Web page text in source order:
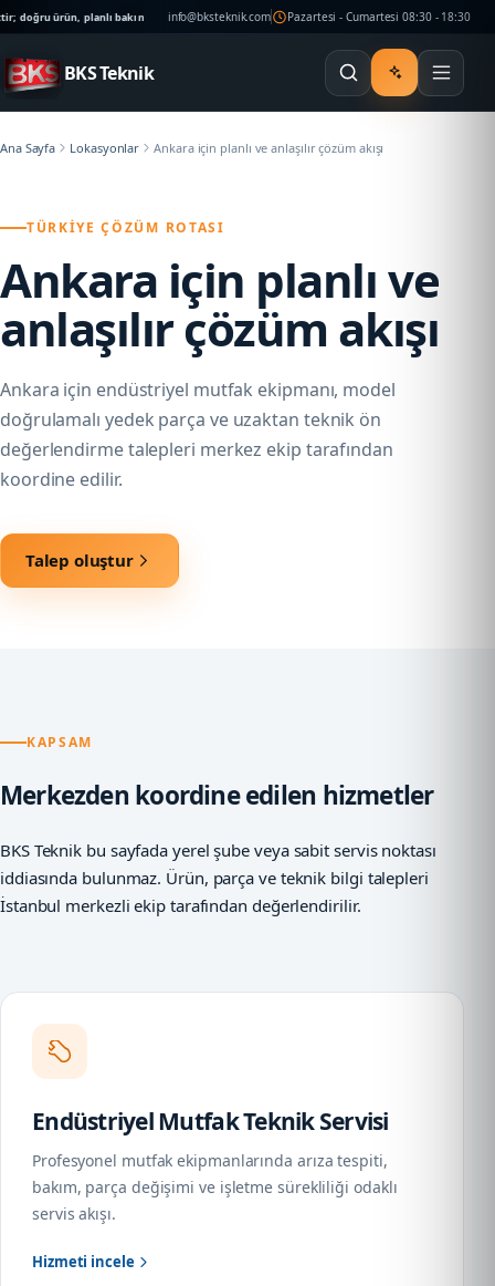
ürün, planlı bakım ve ulaşılabilir teknik destek işletmenizin ritmini korur. İstanbul saha
info@bksteknik.com Pazartesi - Cumartesi 08:30 - 18:30
BKS Teknik
Ana Sayfa Lokasyonlar Ankara için planlı ve anlaşılır çözüm akışı
TÜRKIYE ÇÖZÜM ROTASI
Ankara için planlı ve
anlaşılır çözüm akışı
Ankara için endüstriyel mutfak ekipmanı, model
doğrulamalı yedek parça ve uzaktan teknik ön
değerlendirme talepleri merkez ekip tarafından
koordine edilir.
Talep oluştur
KAPSAM
Merkezden koordine edilen hizmetler
BKS Teknik bu sayfada yerel şube veya sabit servis noktası
iddiasında bulunmaz. Ürün, parça ve teknik bilgi talepleri
İstanbul merkezli ekip tarafından değerlendirilir.
Endüstriyel Mutfak Teknik Servisi
Profesyonel mutfak ekipmanlarında arıza tespiti,
bakım, parça değişimi ve işletme sürekliliği odaklı
servis akışı.
Hizmeti incele